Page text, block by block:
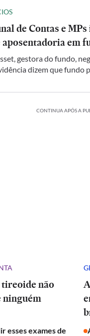
de Contas e
aposentadoria em
gestora do fundo,
dizem que fundo
CONTINUA APÓS A
tireoide não
ninguém
esses exames de